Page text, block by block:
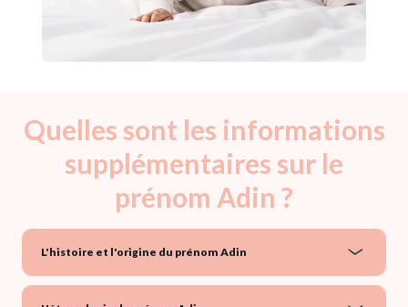
Quelles sont les informations
supplémentaires sur le
prénom Adin ?
L'histoire et l'origine du prénom Adin